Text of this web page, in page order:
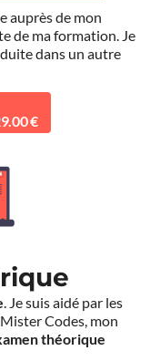
auprès de mon
de ma formation. Je
dans un autre
€
. Je suis aidé par les
Codes, mon
théorique